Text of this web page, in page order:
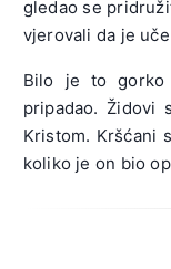
gledao se
vjerovali da je
Bilo je to gorko
pripadao. Židovi
Kristom. Kršćani
koliko je on bio